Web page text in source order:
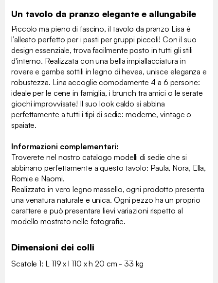
Un tavolo da pranzo elegante e allungabile
Piccolo ma pieno di fascino, il tavolo da pranzo Lisa è
l’alleato perfetto per i pasti per gruppi piccoli! Con il suo
design essenziale, trova facilmente posto in tutti gli stili
d'interno. Realizzata con una bella impiallacciatura in
rovere e gambe sottili in legno di hevea, unisce eleganza e
robustezza. Lina accoglie comodamente 4 a 6 persone:
ideale per le cene in famiglia, i brunch tra amici o le serate
giochi improvvisate! Il suo look caldo si abbina
perfettamente a tutti i tipi di sedie: moderne, vintage o
spaiate.
Informazioni complementari:
Troverete nel nostro catalogo modelli di sedie che si
abbinano perfettamente a questo tavolo: Paula, Nora, Ella,
Romie e Naomi.
Realizzato in vero legno massello, ogni prodotto presenta
una venatura naturale e unica. Ogni pezzo ha un proprio
carattere e può presentare lievi variazioni rispetto al
modello mostrato nelle fotografie.
Dimensioni dei colli
Scatole 1: L 119 x l 110 x h 20 cm - 33 kg